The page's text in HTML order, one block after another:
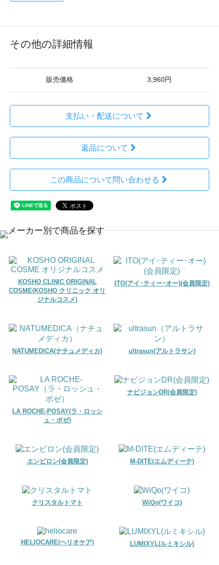
その他の詳細情報
販売価格 3,960円
支払い・配送について
返品について
この商品について問い合わせる
KOSHO CLINIC ORIGINAL
COSME(KOSHO クリニック オリ
ジナルコスメ)
ITO(アイ･ティー･オー)(会員限定)
NATUMEDICA(ナチュメディカ) ultrasun(アルトラサン)
LA ROCHE-POSAY(ラ・ロッシ
ュ・ポゼ)
ナビジョンDR(会員限定)
エンビロン(会員限定) M-DITE(エムディーテ)
クリスタルトマト WiQo(ワイコ)
HELIOCARE(ヘリオケア) LUMIXYL(ルミキシル)